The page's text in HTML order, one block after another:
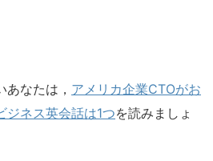
なたは， アメリカ企業CTOがお
ジネス英会話は1つを読みましょ